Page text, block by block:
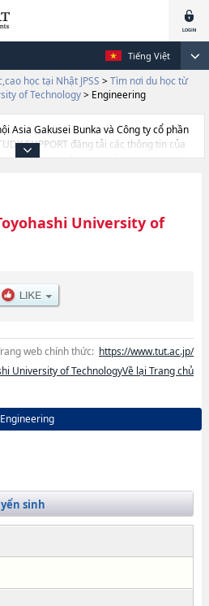
Tiếng Việt
học tại Nhật JPSS > Tìm nơi du học từ
of Technology> Engineering
Asia Gakusei Bunka và Công ty cổ phần
SUPPORT đăng tải các thông tin của
học, trường đại học ngắn hạn, trường
dành cho du học sinh, như là về các
từng ngành học, thông tin liên quan đến
số lượng trúng tuyển, cở sở trang thiết
University of
web chính thức: https://www.tut.ac.jp/
University of TechnologyVề lại Trang chủ
Engineering
sinh